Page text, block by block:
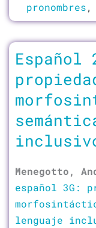
pronombres,
Español
Menegotto,
español 3G:
lenguaje